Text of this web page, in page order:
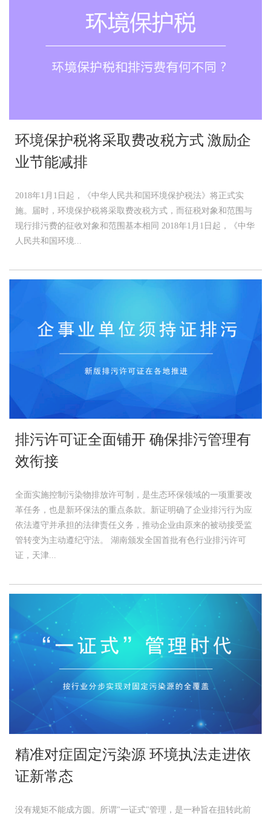
环境保护税将采取费改税方式 激励企
业节能减排
2018年1月1日起，《中华人民共和国环境保护税法》将正式实
施。届时，环境保护税将采取费改税方式，而征税对象和范围与
现行排污费的征收对象和范围基本相同 2018年1月1日起，《中华
人民共和国环境...
排污许可证全面铺开 确保排污管理有
效衔接
全面实施控制污染物排放许可制，是生态环保领域的一项重要改
革任务，也是新环保法的重点条款。新证明确了企业排污行为应
依法遵守并承担的法律责任义务，推动企业由原来的被动接受监
管转变为主动遵纪守法。 湖南颁发全国首批有色行业排污许可
证，天津...
精准对症固定污染源 环境执法走进依
证新常态
没有规矩不能成方圆。所谓"一证式"管理，是一种旨在扭转此前